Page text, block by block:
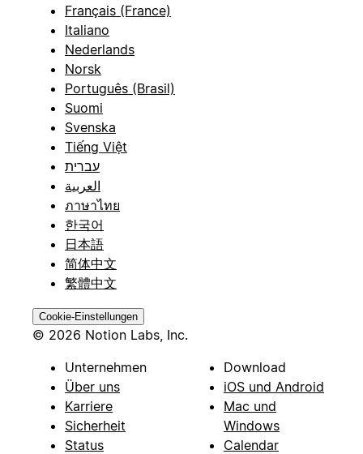
Français (France)
Italiano
Nederlands
Norsk
Português (Brasil)
Suomi
Svenska
Tiếng Việt
עברית
العربية
ภาษาไทย
한국어
日本語
简体中文
繁體中文
Cookie-Einstellungen
© 2026 Notion Labs, Inc.
Unternehmen
Über uns
Karriere
Sicherheit
Status
Download
iOS und Android
Mac und
Windows
Calendar